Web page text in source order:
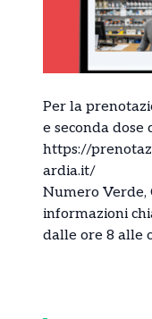
Per la
e seconda dose
https://
ardia.it/
Numero Verde,
informazioni
dalle ore 8 alle